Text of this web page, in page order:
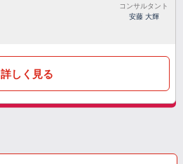
コンサルタント
安藤 大輝
詳しく見る